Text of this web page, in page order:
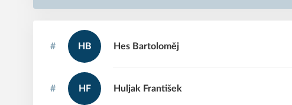
# HB Bartoloměj
Hes
# HF František
Huljak